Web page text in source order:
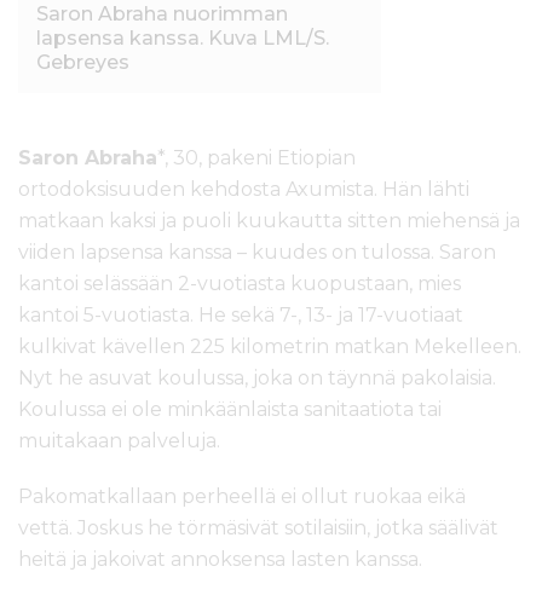
Saron Abraha nuorimman
lapsensa kanssa. Kuva LML/S.
Gebreyes
Saron Abraha*, 30, pakeni Etiopian
ortodoksisuuden kehdosta Axumista. Hän lähti
matkaan kaksi ja puoli kuukautta sitten miehensä ja
viiden lapsensa kanssa – kuudes on tulossa. Saron
kantoi selässään 2-vuotiasta kuopustaan, mies
kantoi 5-vuotiasta. He sekä 7-, 13- ja 17-vuotiaat
kulkivat kävellen 225 kilometrin matkan Mekelleen.
Nyt he asuvat koulussa, joka on täynnä pakolaisia.
Koulussa ei ole minkäänlaista sanitaatiota tai
muitakaan palveluja.
Pakomatkallaan perheellä ei ollut ruokaa eikä
vettä. Joskus he törmäsivät sotilaisiin, jotka säälivät
heitä ja jakoivat annoksensa lasten kanssa.